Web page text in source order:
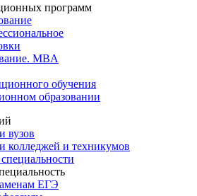
программ
MBA
обучения
образовании
вузов
колледжей и техникумов
ЕГЭ